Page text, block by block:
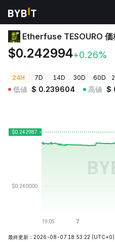
暗号資産価格 Etherfuse TESOURO
Etherfuse TESOURO 価
$0.242994+0.26%
24H 7D 14D 30D 60D
低値 $ 0.239604 高値 $
最終更新：2026-08-07 18:53:22 (UTC+0)